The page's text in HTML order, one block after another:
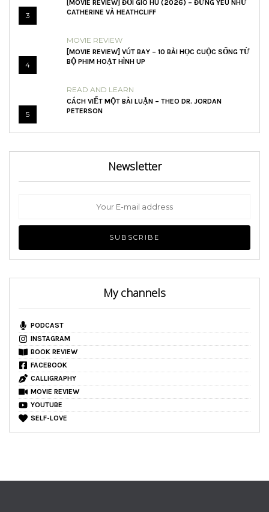
3
[MOVIE REVIEW] ĐỒI GIÓ HÚ (2026) – ĐỪNG YÊU NHƯ
CATHERINE VÀ HEATHCLIFF
4
MOVIE REVIEW
[MOVIE REVIEW] VÚT BAY – 10 BÀI HỌC CUỘC SỐNG TỪ
BỘ PHIM HOẠT HÌNH UP
5
READ AND LEARN
CÁCH VIẾT MỘT BÀI LUẬN – THEO DR. JORDAN
PETERSON
Newsletter
My channels
PODCAST
INSTAGRAM
BOOK REVIEW
FACEBOOK
CALLIGRAPHY
MOVIE REVIEW
YOUTUBE
SELF-LOVE